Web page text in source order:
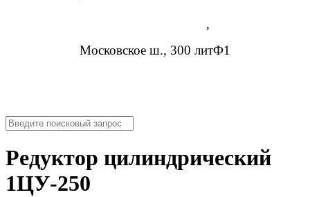
,
Московское ш., 300 литФ1
Редуктор цилиндрический
1ЦУ-250